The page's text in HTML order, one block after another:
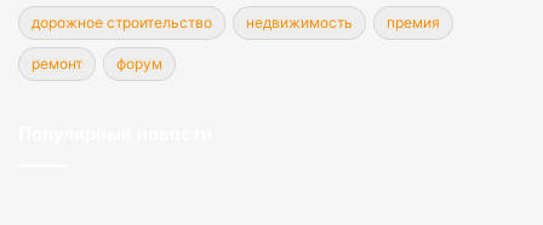
дорожное строительство недвижимость премия
ремонт форум